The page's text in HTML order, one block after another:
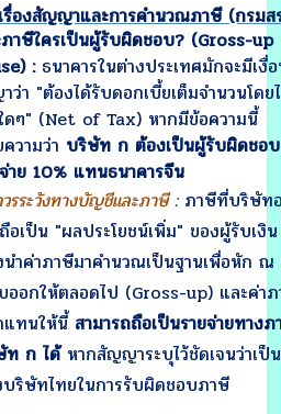
รื่องสัญญาและการคำนวณภาษี (กรมส
ภาษีใครเป็นผู้รับผิดชอบ? (Gross-up
:ธนาคารในต่างประเทศมักจะมีเงื่
ว่า "ต้องได้รับดอกเบี้ยเต็มจำนวนโดย
ดๆ" (Net of Tax) หากมีข้อความนี้
วามว่า บริษัท ก ต้องเป็นผู้รับผิดชอ
ย 10% แทนธนาคารจีน
รระวังทางบัญชีและภาษี:ภาษีที่บริษัท
อเป็น "ผลประโยชน์เพิ่ม" ของผู้รับเงิ
นำค่าภาษีมาคำนวณเป็นฐานเพื่อหัก ณ
ออกให้ตลอดไป (Gross-up) และค่า
แทนให้นี้ สามารถถือเป็นรายจ่ายทาง
ท ก ได้หากสัญญาระบุไว้ชัดเจนว่าเป็
บริษัทไทยในการรับผิดชอบภาษี